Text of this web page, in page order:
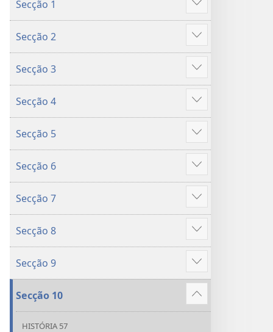
BíbliaBíblia
Secção 1
Mostrar
mais
Secção 2
Mostrar
mais
Secção 3
Mostrar
mais
Secção 4
Mostrar
mais
Secção 5
Mostrar
mais
Secção 6
Mostrar
mais
Secção 7
Mostrar
mais
Secção 8
Mostrar
mais
Secção 9
Mostrar
mais
Secção 10
Mostrar
mais
HISTÓRIA 57